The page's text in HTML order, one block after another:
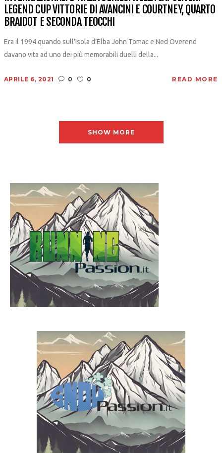
LEGEND CUP VITTORIE DI AVANCINI E COURTNEY, QUARTO
BRAIDOT E SECONDA TEOCCHI
Era il 1994 quando sull’Isola d’Elba John Tomac e Ned Overend
davano vita ad uno dei più memorabili duelli della...
APRILE 6, 2021 0 0 READ MORE
SHOW MORE